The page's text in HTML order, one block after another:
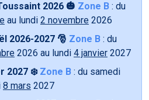
2026 🎃 Zone B : du
au lundi 2 novembre 2026
2026-2027 🎅 Zone B : du
2026 au lundi 4 janvier 2027
2027 ❄️ Zone B : du samedi
8 mars 2027